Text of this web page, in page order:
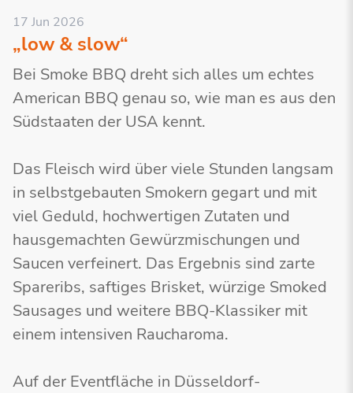
17 Jun 2026
„low & slow“
Bei Smoke BBQ dreht sich alles um echtes
American BBQ genau so, wie man es aus den
Südstaaten der USA kennt.
Das Fleisch wird über viele Stunden langsam
in selbstgebauten Smokern gegart und mit
viel Geduld, hochwertigen Zutaten und
hausgemachten Gewürzmischungen und
Saucen verfeinert. Das Ergebnis sind zarte
Spareribs, saftiges Brisket, würzige Smoked
Sausages und weitere BBQ-Klassiker mit
einem intensiven Raucharoma.
Auf der Eventfläche in Düsseldorf-